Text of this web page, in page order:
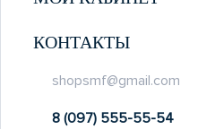
КОНТАКТЫ
shopsmf@gmail.com
8 (097) 555-55-54